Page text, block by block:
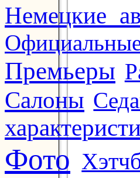
Немецкие
Премьеры
Салоны
Фото